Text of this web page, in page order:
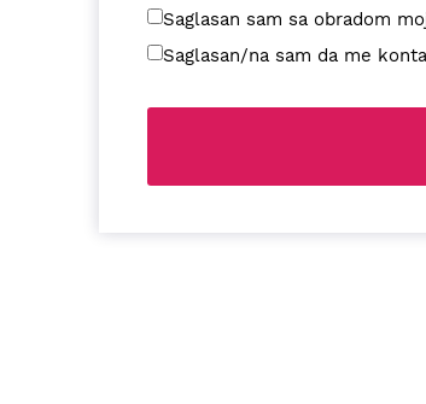
Saglasan sam sa obradom
Saglasan/na sam da me